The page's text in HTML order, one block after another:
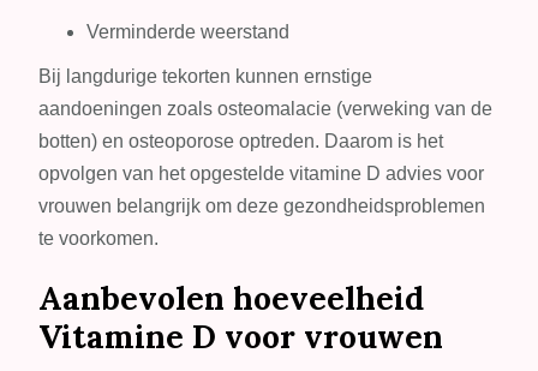
Verminderde weerstand
Bij langdurige tekorten kunnen ernstige
aandoeningen zoals osteomalacie (verweking van de
botten) en osteoporose optreden. Daarom is het
opvolgen van het opgestelde vitamine D advies voor
vrouwen belangrijk om deze gezondheidsproblemen
te voorkomen.
Aanbevolen hoeveelheid
Vitamine D voor vrouwen